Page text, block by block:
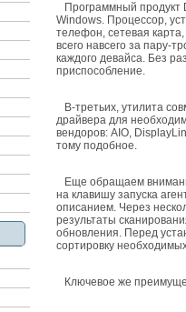
Программный продукт
Windows. Процессор,
телефон, сетевая
всего навсего за пару-
каждого девайса. Без
приспособление.
В-третьих, утилита
драйвера для
вендоров: AIO,
тому подобное.
Еще обращаем
на клавишу запуска
описанием. Через
результаты
обновления. Перед
сортировку
Ключевое же